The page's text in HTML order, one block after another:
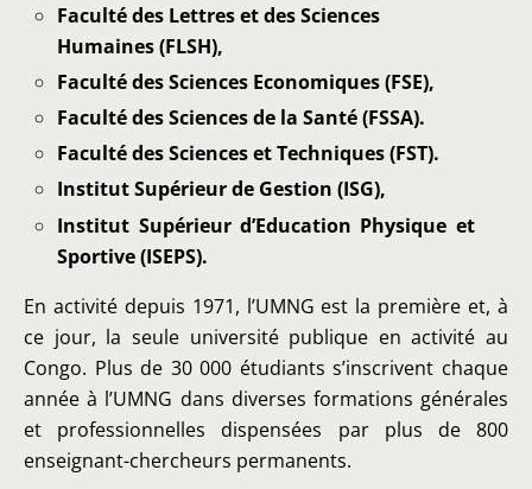
Faculté des Lettres et des Sciences
Humaines (FLSH),
Faculté des Sciences Economiques (FSE),
Faculté des Sciences de la Santé (FSSA).
Faculté des Sciences et Techniques (FST).
Institut Supérieur de Gestion (ISG),
Institut Supérieur d’Education Physique et
Sportive (ISEPS).
En activité depuis 1971, l’UMNG est la première et, à
ce jour, la seule université publique en activité au
Congo. Plus de 30 000 étudiants s’inscrivent chaque
année à l’UMNG dans diverses formations générales
et professionnelles dispensées par plus de 800
enseignant-chercheurs permanents.